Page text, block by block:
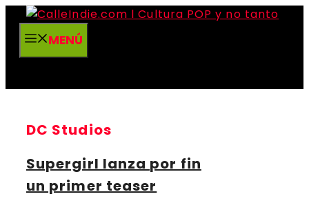
Saltar
contenidoMENÚ
DC Studios
Supergirl lanza por fin
un primer teaser